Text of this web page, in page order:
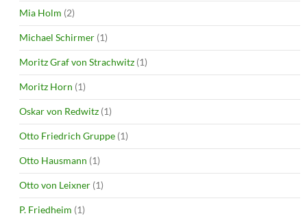
Mia Holm (2)
Michael Schirmer (1)
Moritz Graf von Strachwitz (1)
Moritz Horn (1)
Oskar von Redwitz (1)
Otto Friedrich Gruppe (1)
Otto Hausmann (1)
Otto von Leixner (1)
P. Friedheim (1)